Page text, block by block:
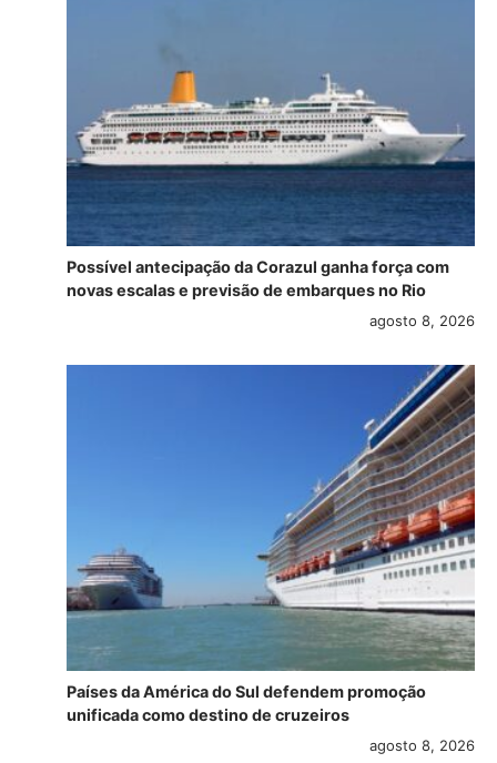
Possível antecipação da Corazul ganha força com
novas escalas e previsão de embarques no Rio
agosto 8, 2026
Países da América do Sul defendem promoção
unificada como destino de cruzeiros
agosto 8, 2026